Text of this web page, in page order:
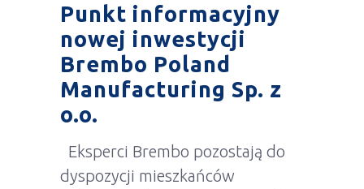
Punkt informacyjny
nowej inwestycji
Brembo Poland
Manufacturing Sp. z
o.o.
Eksperci Brembo pozostają do
dyspozycji mieszkańców